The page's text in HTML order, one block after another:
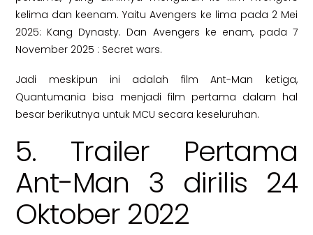
kelima dan keenam. Yaitu Avengers ke lima pada 2 Mei
2025: Kang Dynasty. Dan Avengers ke enam, pada 7
November 2025 : Secret wars.
Jadi meskipun ini adalah film Ant-Man ketiga,
Quantumania bisa menjadi film pertama dalam hal
besar berikutnya untuk MCU secara keseluruhan.
5. Trailer Pertama
Ant-Man 3 dirilis 24
Oktober 2022